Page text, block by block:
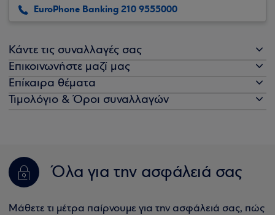
EuroPhone Banking 210 9555000
Κάντε τις συναλλαγές σας
Επικοινωνήστε μαζί μας
Επίκαιρα θέματα
Τιμολόγιο & Όροι συναλλαγών
Όλα για την ασφάλειά σας
Μάθετε τι μέτρα παίρνουμε για την ασφάλειά σας, πώς